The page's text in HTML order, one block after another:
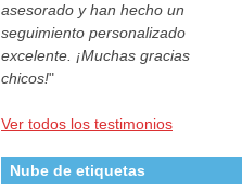
asesorado y han hecho un
seguimiento personalizado
excelente. ¡Muchas gracias
chicos!"
Ver todos los testimonios
Nube de etiquetas